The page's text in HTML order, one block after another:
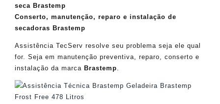
seca Brastemp
Conserto, manutenção, reparo e instalação de
secadoras Brastemp
Assistência TecServ resolve seu problema seja ele qual
for. Seja em manutenção preventiva, reparo, conserto e
instalação da marca Brastemp